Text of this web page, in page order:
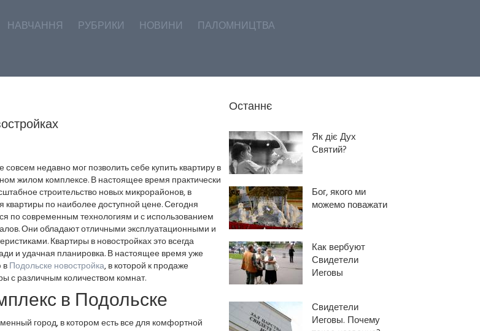
НАВЧАННЯ РУБРИКИ НОВИНИ ПАЛОМНИЦТВА
недавно мог позволить себе купить квартиру в
жилом комплексе. В настоящее время практически
строительство новых микрорайонов, в
квартиры по наиболее доступной цене. Сегодня
по современным технологиям и с использованием
Они обладают отличными эксплуатационными и
Квартиры в новостройках это всегда
и удачная планировка. В настоящее время уже
вПодольске новостройка, в которой к продаже
с различным количеством комнат.
в Подольске
город, в котором есть все для комфортной
Останнє
Як діє Дух
Святий?
Бог, якого ми
можемо поважати
Как вербуют
Свидетели
Иеговы
Свидетели
Иеговы. Почему